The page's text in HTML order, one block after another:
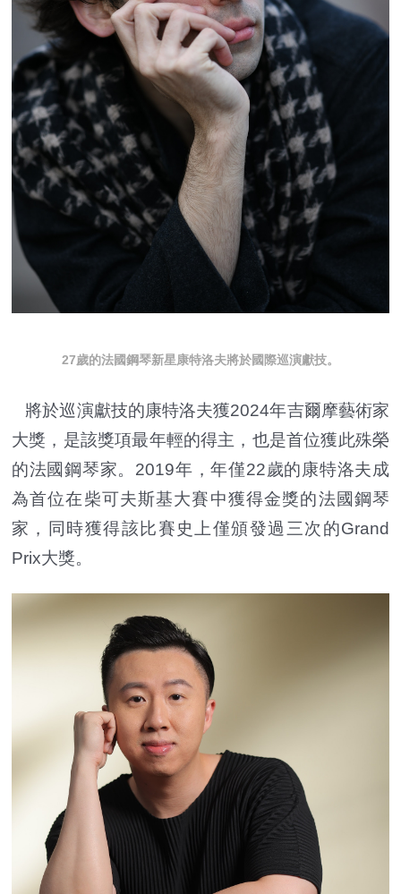
27歲的法國鋼琴新星康特洛夫將於國際巡演獻技。
將於巡演獻技的康特洛夫獲2024年吉爾摩藝術家
大獎，是該獎項最年輕的得主，也是首位獲此殊榮
的法國鋼琴家。2019年，年僅22歲的康特洛夫成
為首位在柴可夫斯基大賽中獲得金獎的法國鋼琴
家，同時獲得該比賽史上僅頒發過三次的Grand
Prix大獎。